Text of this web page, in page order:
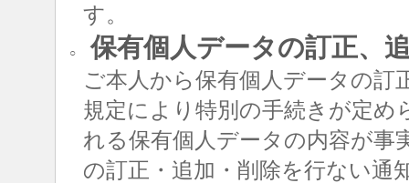
す。
○ 保有個人データの訂正、
ご本人から保有個人データの訂
規定により特別の手続きが定め
れる保有個人データの内容が事
の訂正・追加・削除を行ない通